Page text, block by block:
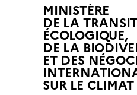
MINISTÈRE
DE LA
ÉCOLOGIQUE,
DE LA
ET DES
SUR LE